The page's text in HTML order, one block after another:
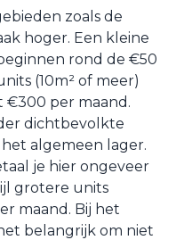
zoals de
hoger. Een kleine
rond de €50
(10m² of meer)
€300 per maand.
dichtbevolkte
algemeen lager.
je hier ongeveer
grotere units
maand. Bij het
belangrijk om niet